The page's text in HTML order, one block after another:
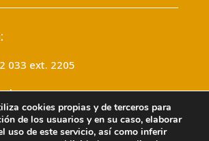
033 ext. 2205
cookies propias y de terceros para
de los usuarios y en su caso, elaborar
uso de este servicio, así como inferir